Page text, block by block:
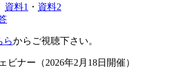
資料1 ・ 資料2
らからご視聴下さい。
ビナー（2026年2月18日開催）